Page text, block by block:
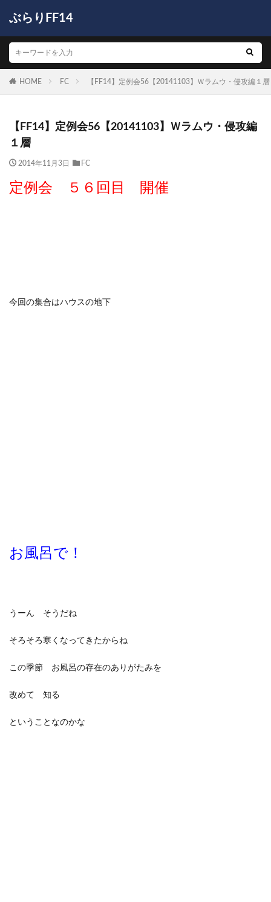
ぶらりFF14
HOME FC 【FF14】定例会56【20141103】Ｗラムウ・侵攻編１層
【FF14】定例会56【20141103】Ｗラムウ・侵攻編
１層
2014年11月3日 FC
定例会 ５６回目 開催
今回の集合はハウスの地下
お風呂で！
うーん そうだね
そろそろ寒くなってきたからね
この季節 お風呂の存在のありがたみを
改めて 知る
ということなのかな